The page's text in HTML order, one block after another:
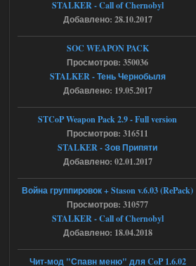
[05.08.26
20:23:10.934] [17468]
[error]Expression : FATAL ERROR
[error]Function :
CScriptEngine::lua_pcall_failed
[error]File : D:\a\OGSR-
Engine\OGSR-
Engine\ogsr_engine\COMMON_AI\scrip
t_engine.cpp
[error]Line : 75
[error]Description :
[CScriptEngine::lua_pcall_failed]: ... -
shadow of
chernobyl\gamedata\scripts\xr_camper.sc
ript:510: attempt to index local 'manager'
(a nil value)
Вылет после захода в Припять.
Ответить ➤
Скованные одной цепью
18:37
r4908778
STALKER - Call of Chernobyl
Добавлено: 28.10.2017
SOC WEAPON PACK
Просмотров: 350036
STALKER - Тень Чернобыля
Добавлено: 19.05.2017
STCoP Weapon Pack 2.9 - Full version
Просмотров: 316511
STALKER - Зов Припяти
Добавлено: 02.01.2017
Война группировок + Stason v.6.03 (RePack)
Просмотров: 310577
STALKER - Call of Chernobyl
Добавлено: 18.04.2018
Чит-мод "Спавн меню" для CoP 1.6.02